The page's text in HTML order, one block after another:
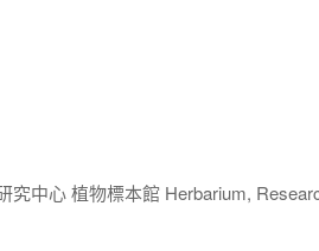
究中心 植物標本館 Herbarium,